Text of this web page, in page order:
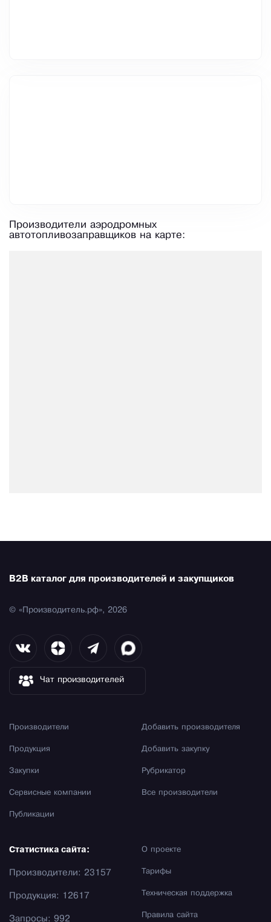
Производители аэродромных
автотопливозаправщиков на карте:
B2B каталог для производителей и закупщиков
© «Производитель.рф», 2026
Чат производителей
Производители
Продукция
Закупки
Сервисные компании
Публикации
Добавить производителя
Добавить закупку
Рубрикатор
Все производители
О проекте
Тарифы
Техническая поддержка
Правила сайта
Статистика сайта:
Производители: 23157
Продукция: 12617
Запросы: 992